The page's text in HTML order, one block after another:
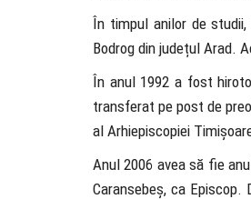
În timpul anilor de
Bodrog din județul Arad.
În anul 1992 a fost
transferat pe post de
al Arhiepiscopiei
Anul 2006 avea să fie
Caransebeș, ca